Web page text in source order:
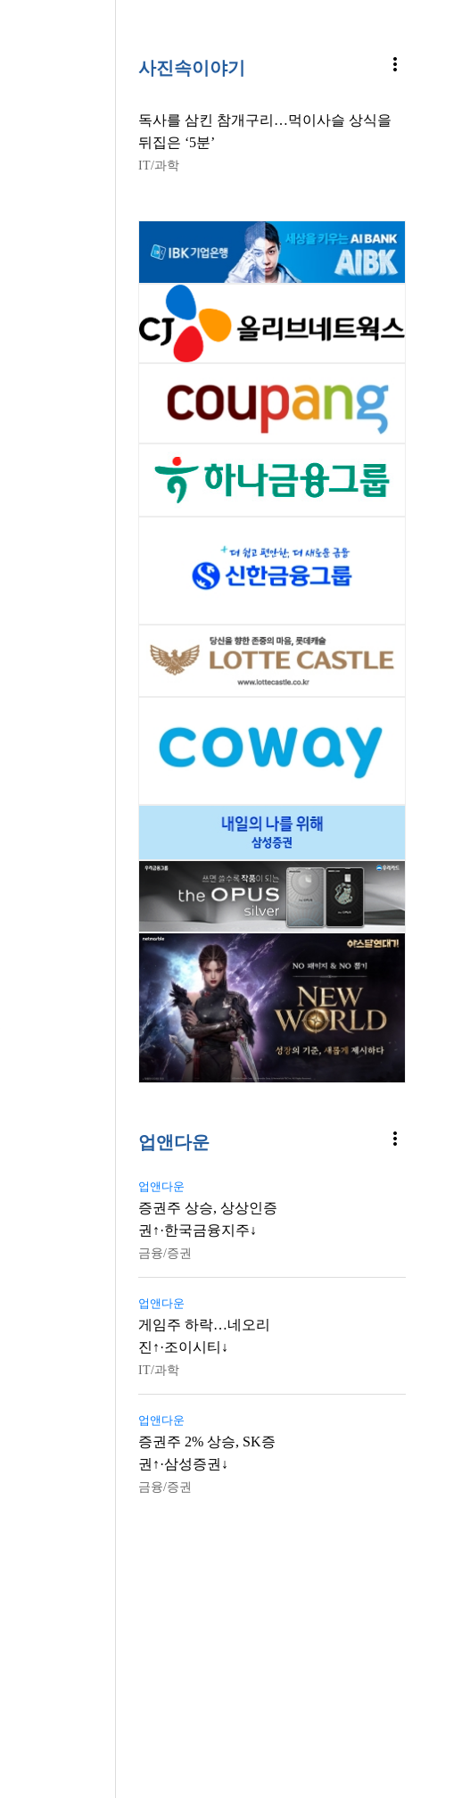
사진속이야기 more_vert
독사를 삼킨 참개구리…먹이사슬 상식을
뒤집은 ‘5분’
IT/과학
업앤다운 more_vert
업앤다운
증권주 상승, 상상인증
권↑·한국금융지주↓
금융/증권
업앤다운
게임주 하락…네오리
진↑·조이시티↓
IT/과학
업앤다운
증권주 2% 상승, SK증
권↑·삼성증권↓
금융/증권